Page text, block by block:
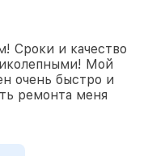
Сроки и качество
Мой
очень быстро и
ремонта меня